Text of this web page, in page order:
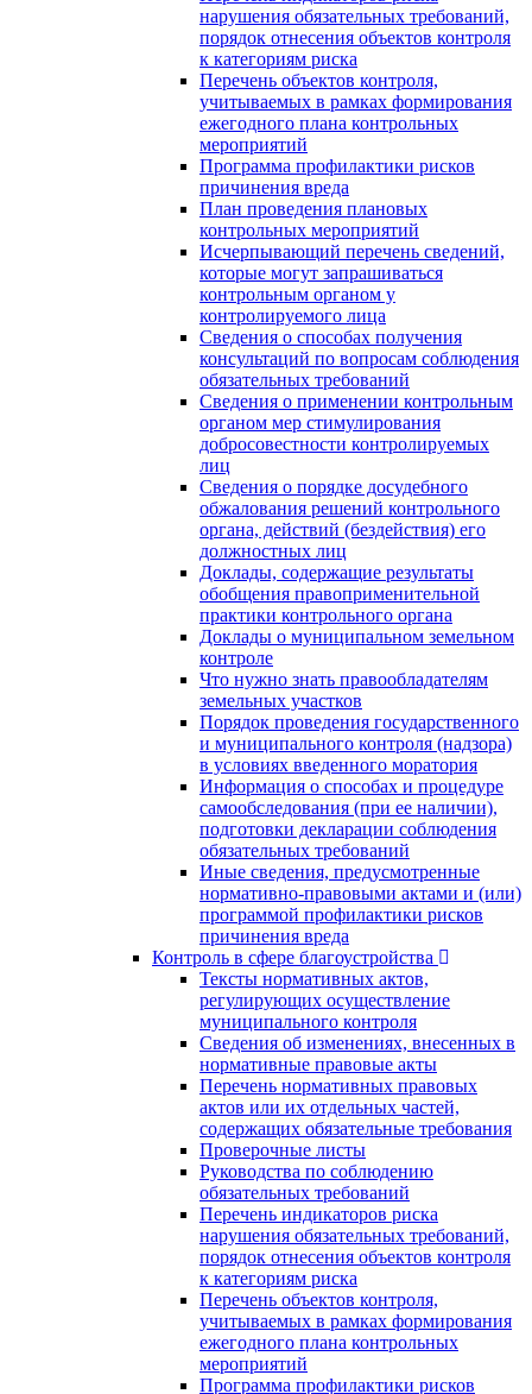
нарушения обязательных требований,
порядок отнесения объектов контроля
к категориям риска
Перечень объектов контроля,
учитываемых в рамках формирования
ежегодного плана контрольных
мероприятий
Программа профилактики рисков
причинения вреда
План проведения плановых
контрольных мероприятий
Исчерпывающий перечень сведений,
которые могут запрашиваться
контрольным органом у
контролируемого лица
Сведения о способах получения
консультаций по вопросам соблюдения
обязательных требований
Сведения о применении контрольным
органом мер стимулирования
добросовестности контролируемых
лиц
Сведения о порядке досудебного
обжалования решений контрольного
органа, действий (бездействия) его
должностных лиц
Доклады, содержащие результаты
обобщения правоприменительной
практики контрольного органа
Доклады о муниципальном земельном
контроле
Что нужно знать правообладателям
земельных участков
Порядок проведения государственного
и муниципального контроля (надзора)
в условиях введенного моратория
Информация о способах и процедуре
самообследования (при ее наличии),
подготовки декларации соблюдения
обязательных требований
Иные сведения, предусмотренные
нормативно-правовыми актами и (или)
программой профилактики рисков
причинения вреда
Контроль в сфере благоустройства
Тексты нормативных актов,
регулирующих осуществление
муниципального контроля
Сведения об изменениях, внесенных в
нормативные правовые акты
Перечень нормативных правовых
актов или их отдельных частей,
содержащих обязательные требования
Проверочные листы
Руководства по соблюдению
обязательных требований
Перечень индикаторов риска
нарушения обязательных требований,
порядок отнесения объектов контроля
к категориям риска
Перечень объектов контроля,
учитываемых в рамках формирования
ежегодного плана контрольных
мероприятий
Программа профилактики рисков